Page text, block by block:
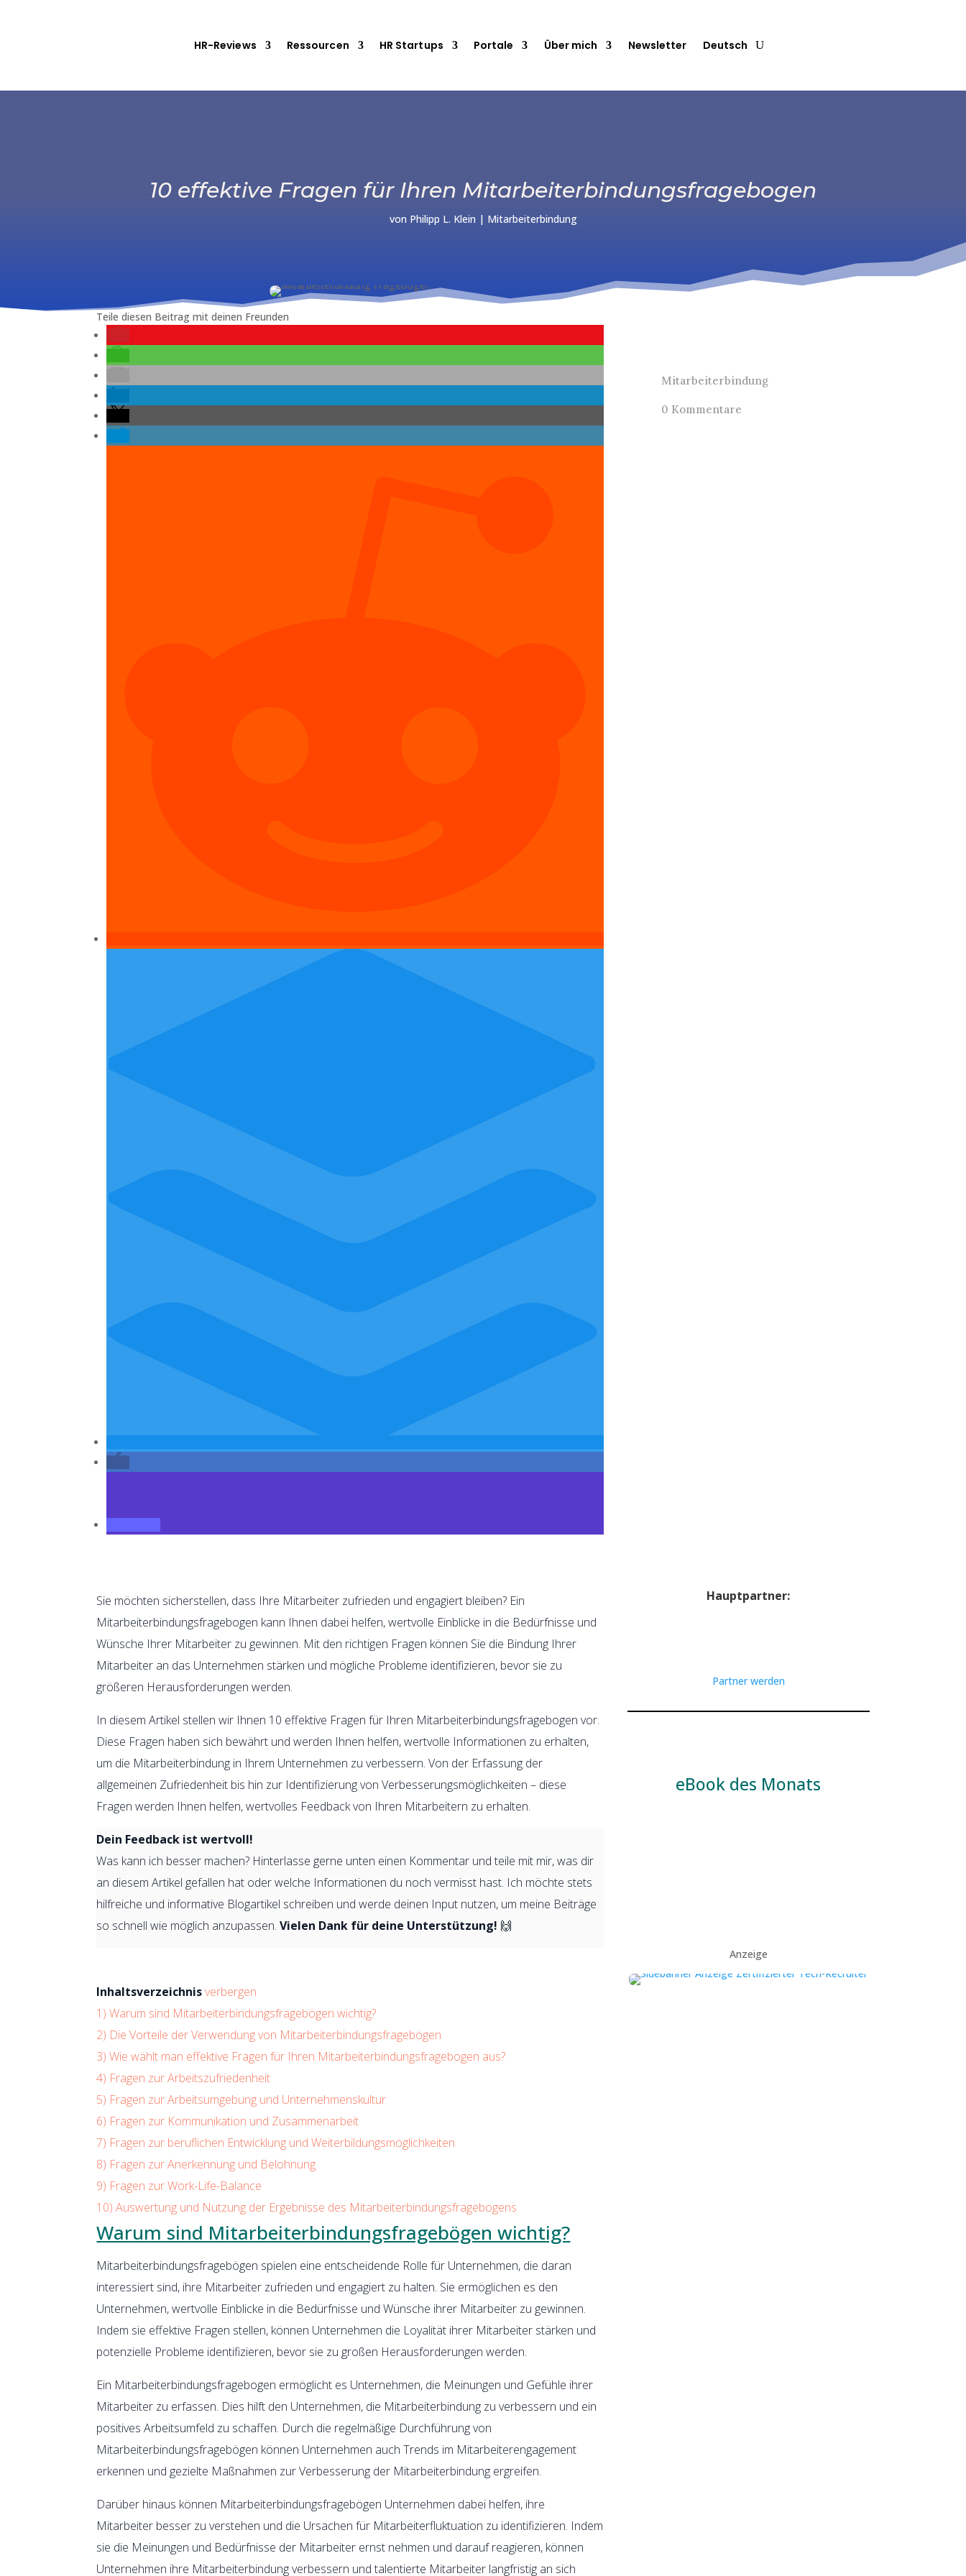
HR-Reviews Ressourcen HR Startups Portale Über mich Newsletter Deutsch
10 effektive Fragen für Ihren Mitarbeiterbindungsfragebogen
von Philipp L. Klein | Mitarbeiterbindung
Teile diesen Beitrag mit deinen Freunden
Mitarbeiterbindung
0 Kommentare
Sie möchten sicherstellen, dass Ihre Mitarbeiter zufrieden und engagiert bleiben? Ein
Mitarbeiterbindungsfragebogen kann Ihnen dabei helfen, wertvolle Einblicke in die Bedürfnisse und
Wünsche Ihrer Mitarbeiter zu gewinnen. Mit den richtigen Fragen können Sie die Bindung Ihrer
Mitarbeiter an das Unternehmen stärken und mögliche Probleme identifizieren, bevor sie zu
größeren Herausforderungen werden.
In diesem Artikel stellen wir Ihnen 10 effektive Fragen für Ihren Mitarbeiterbindungsfragebogen vor.
Diese Fragen haben sich bewährt und werden Ihnen helfen, wertvolle Informationen zu erhalten,
um die Mitarbeiterbindung in Ihrem Unternehmen zu verbessern. Von der Erfassung der
allgemeinen Zufriedenheit bis hin zur Identifizierung von Verbesserungsmöglichkeiten – diese
Fragen werden Ihnen helfen, wertvolles Feedback von Ihren Mitarbeitern zu erhalten.
Dein Feedback ist wertvoll!
Was kann ich besser machen? Hinterlasse gerne unten einen Kommentar und teile mit mir, was dir
an diesem Artikel gefallen hat oder welche Informationen du noch vermisst hast. Ich möchte stets
hilfreiche und informative Blogartikel schreiben und werde deinen Input nutzen, um meine Beiträge
so schnell wie möglich anzupassen.Vielen Dank für deine Unterstützung! 🙌
Inhaltsverzeichnis verbergen
1) Warum sind Mitarbeiterbindungsfragebögen wichtig?
2) Die Vorteile der Verwendung von Mitarbeiterbindungsfragebögen
3) Wie wählt man effektive Fragen für Ihren Mitarbeiterbindungsfragebogen aus?
4) Fragen zur Arbeitszufriedenheit
5) Fragen zur Arbeitsumgebung und Unternehmenskultur
6) Fragen zur Kommunikation und Zusammenarbeit
7) Fragen zur beruflichen Entwicklung und Weiterbildungsmöglichkeiten
8) Fragen zur Anerkennung und Belohnung
9) Fragen zur Work-Life-Balance
10) Auswertung und Nutzung der Ergebnisse des Mitarbeiterbindungsfragebogens
Warum sind Mitarbeiterbindungsfragebögen wichtig?
Mitarbeiterbindungsfragebögen spielen eine entscheidende Rolle für Unternehmen, die daran
interessiert sind, ihre Mitarbeiter zufrieden und engagiert zu halten. Sie ermöglichen es den
Unternehmen, wertvolle Einblicke in die Bedürfnisse und Wünsche ihrer Mitarbeiter zu gewinnen.
Indem sie effektive Fragen stellen, können Unternehmen die Loyalität ihrer Mitarbeiter stärken und
potenzielle Probleme identifizieren, bevor sie zu großen Herausforderungen werden.
Ein Mitarbeiterbindungsfragebogen ermöglicht es Unternehmen, die Meinungen und Gefühle ihrer
Mitarbeiter zu erfassen. Dies hilft den Unternehmen, die Mitarbeiterbindung zu verbessern und ein
positives Arbeitsumfeld zu schaffen. Durch die regelmäßige Durchführung von
Mitarbeiterbindungsfragebögen können Unternehmen auch Trends im Mitarbeiterengagement
erkennen und gezielte Maßnahmen zur Verbesserung der Mitarbeiterbindung ergreifen.
Darüber hinaus können Mitarbeiterbindungsfragebögen Unternehmen dabei helfen, ihre
Mitarbeiter besser zu verstehen und die Ursachen für Mitarbeiterfluktuation zu identifizieren. Indem
sie die Meinungen und Bedürfnisse der Mitarbeiter ernst nehmen und darauf reagieren, können
Unternehmen ihre Mitarbeiterbindung verbessern und talentierte Mitarbeiter langfristig an sich
Hauptpartner:
Partner werden
eBook des Monats
Anzeige